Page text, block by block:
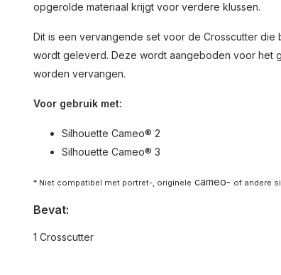
opgerolde materiaal krijgt voor verdere klussen.
Dit is een vervangende set voor de Crosscutter die
wordt geleverd. Deze wordt aangeboden voor het
worden vervangen.
Voor gebruik met:
Silhouette Cameo® 2
Silhouette Cameo® 3
* Niet compatibel met portret-, originele cameo- of andere
Bevat:
1 Crosscutter